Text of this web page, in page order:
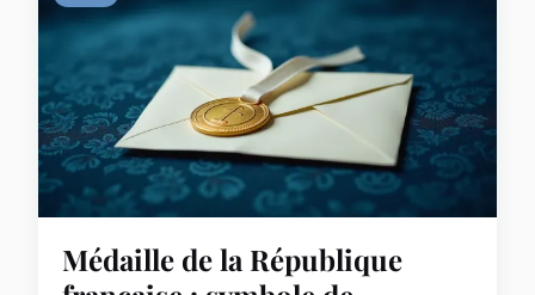
Médaille de la République